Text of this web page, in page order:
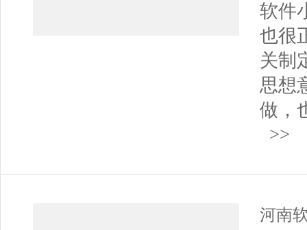
软件
也很
关制
思想
做，
>>
河南